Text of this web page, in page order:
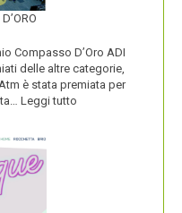
Compasso D’Oro ADI
delle altre categorie,
è stata premiata per
Leggi tutto